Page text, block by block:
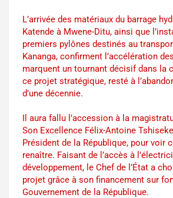
L’arrivée des matériaux du barrage
Katende à Mwene-Ditu, ainsi que
premiers pylônes destinés au
Kananga, confirment l’accélération
marquent un tournant décisif dans la
ce projet stratégique, resté à
d’une décennie.
Il aura fallu l’accession à la
Son Excellence Félix-Antoine
Président de la République, pour voir
renaître. Faisant de l’accès à
développement, le Chef de l’État a
projet grâce à son financement sur
Gouvernement de la République.